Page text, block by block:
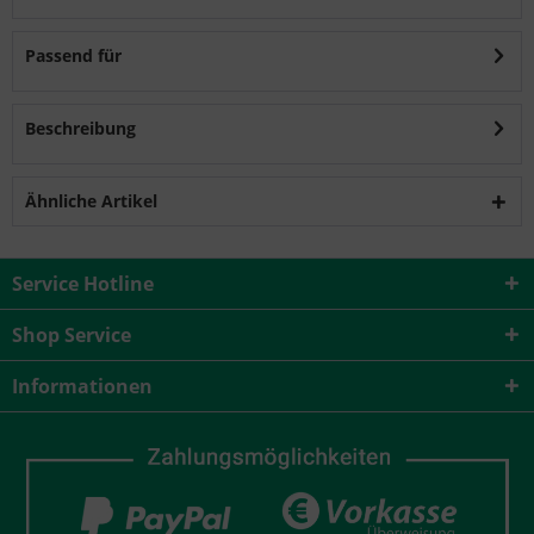
Passend für
Beschreibung
Ähnliche Artikel
Service Hotline
Shop Service
Informationen